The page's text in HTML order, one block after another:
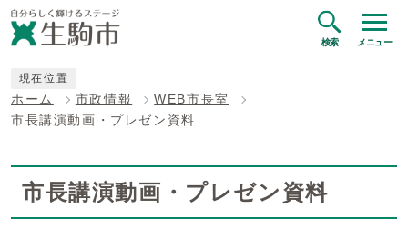
検索 メニュー
現在位置
ホーム 市政情報
WEB市長室
市長講演動画・プレゼン資料
市長講演動画・プレゼン資料